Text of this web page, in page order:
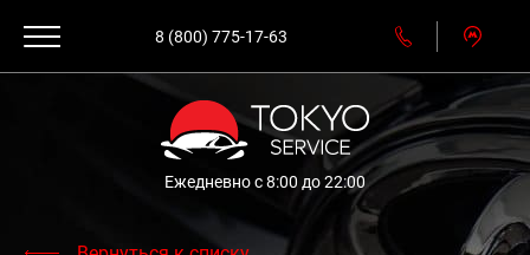
8 (800) 775-17-63
Ежедневно с 8:00 до 22:00